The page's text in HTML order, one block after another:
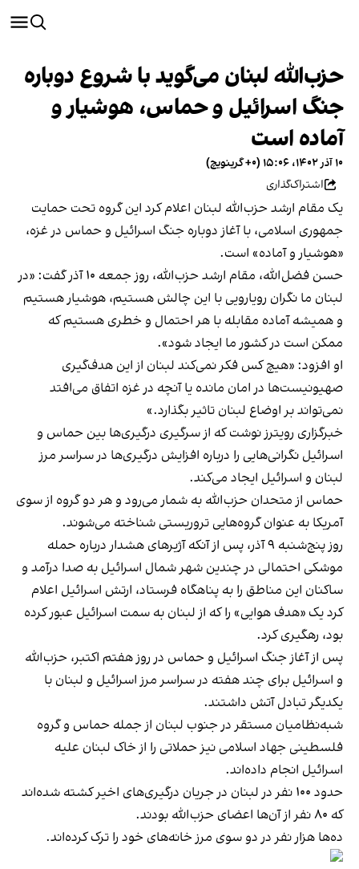
حزب‌‌الله لبنان می‌گوید با شروع دوباره
جنگ اسرائیل و حماس،‌ هوشیار و
آماده است
۱۰ آذر ۱۴۰۲، ۱۵:۰۶ (‎+۰ گرینویچ)
اشتراک‌گذاری
یک مقام ارشد حزب‌الله لبنان اعلام کرد این گروه تحت حمایت
جمهوری اسلامی، با آغاز دوباره جنگ اسرائیل و حماس در غزه،
«هوشیار و آماده» است.
حسن فضل‌الله، مقام ارشد حزب‌الله، روز جمعه ۱۰ آذر گفت: «در
لبنان ما نگران رویارویی با این چالش هستیم، هوشیار هستیم
و همیشه آماده مقابله با هر احتمال و خطری هستیم که
ممکن است در کشور ما ایجاد شود».
او افزود: «هیچ کس فکر نمی‌کند لبنان از این هدف‌گیری
صهیونیست‌ها در امان مانده یا آنچه در غزه اتفاق می‌افتد
نمی‌تواند بر اوضاع لبنان تاثیر بگذارد.»
خبرگزاری رویترز نوشت که از سرگیری درگیری‌ها بین حماس و
اسرائیل نگرانی‌هایی را درباره افزایش درگیری‌ها در سراسر مرز
لبنان و اسرائیل ایجاد می‌کند.
حماس از متحدان حزب‌الله به شمار می‌رود و هر دو گروه از سوی
آمریکا به عنوان گروه‌هایی تروریستی شناخته می‌شوند.
روز پنج‌شنبه ۹ آذر، پس از آنکه آژیرهای هشدار درباره حمله
موشکی احتمالی در چندین شهر شمال اسرائیل به صدا درآمد و
ساکنان این مناطق را به پناهگاه فرستاد، ارتش اسرائیل اعلام
کرد یک «هدف هوایی» را که از لبنان به سمت اسرائیل عبور کرده
بود، رهگیری کرد.
پس از آغاز جنگ اسرائیل و حماس در روز هفتم اکتبر، حزب‌الله
و اسرائیل برای چند هفته‌ در سراسر مرز اسرائیل و لبنان با
یکدیگر تبادل آتش داشتند.
شبه‌نظامیان مستقر در جنوب لبنان از جمله حماس و گروه
فلسطینی جهاد اسلامی نیز حملاتی را از خاک لبنان علیه
اسرائیل انجام داده‌اند.
حدود ۱۰۰ نفر در لبنان در جریان درگیری‌های اخیر کشته شده‌اند
که ۸۰ نفر از آن‌ها اعضای حزب‌الله بودند.
ده‌ها هزار نفر در دو سوی مرز خانه‌های خود را ترک کرده‌اند.